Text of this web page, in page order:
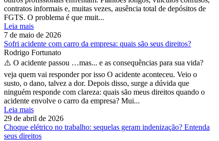
contratos informais e, muitas vezes, ausência total de depósitos de
FGTS. O problema é que muit...
Leia mais
7 de maio de 2026
Sofri acidente com carro da empresa: quais são seus direitos?
Rodrigo Fortunato
⚠️ O acidente passou …mas... e as consequências para sua vida?
veja quem vai responder por isso O acidente aconteceu. Veio o
susto, o dano, talvez a dor. Depois disso, surge a dúvida que
ninguém responde com clareza: quais são meus direitos quando o
acidente envolve o carro da empresa? Mui...
Leia mais
29 de abril de 2026
Choque elétrico no trabalho: sequelas geram indenização? Entenda
seus direitos